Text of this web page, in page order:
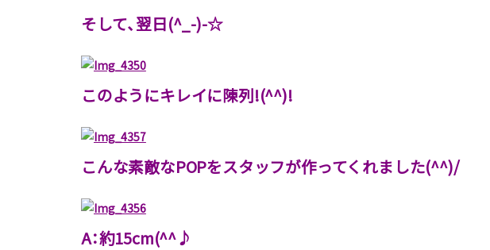
そして、翌日(^_-)-☆
このようにキレイに陳列!(^^)!
こんな素敵なPOPをスタッフが作ってくれました(^^)/
A：約15cm(^^♪